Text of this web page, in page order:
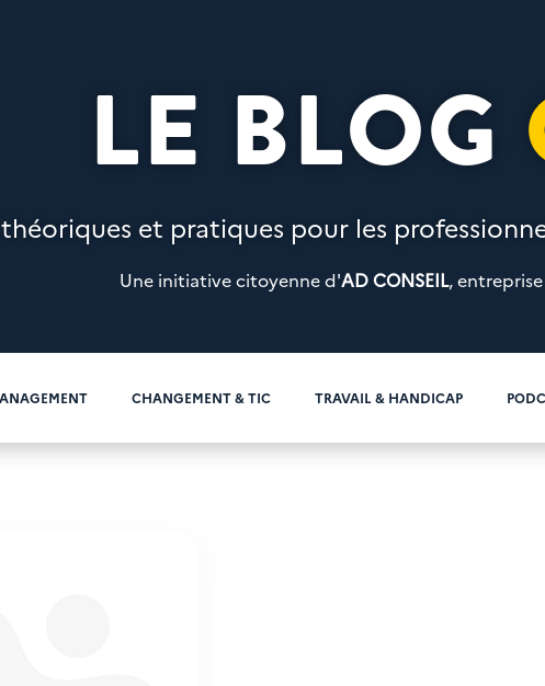
LE BLOG
théoriques et pratiques pour les
Une initiative citoyenne d'AD CONSEIL,
CHANGEMENT & TIC TRAVAIL & HANDICAP